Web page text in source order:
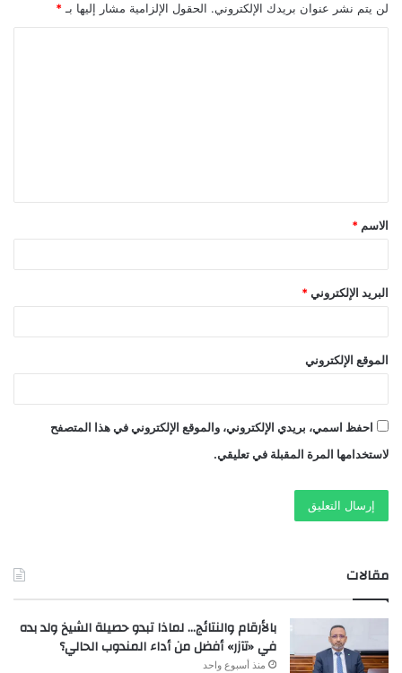
لن يتم نشر عنوان بريدك الإلكتروني. الحقول الإلزامية مشار إليها بـ *
ق
*
الاسم *
البريد الإلكتروني *
الموقع الإلكتروني
احفظ اسمي، بريدي الإلكتروني، والموقع الإلكتروني في هذا المتصفح
لاستخدامها المرة المقبلة في تعليقي.
مقالات
بالأرقام والنتائج… لماذا تبدو حصيلة الشيخ ولد بده
في «تآزر» أفضل من أداء المندوب الحالي؟
منذ أسبوع واحد